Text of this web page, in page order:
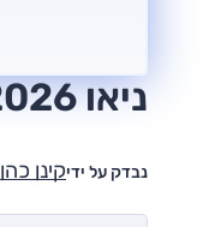
ניאו EL8 2026 חוות דעת
נבדק על ידיקינן כהן